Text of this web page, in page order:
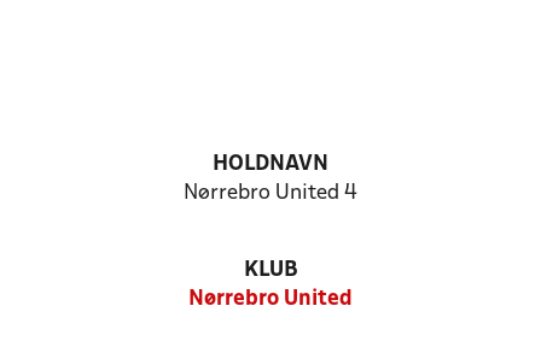
HOLDNAVN
Nørrebro United 4
KLUB
Nørrebro United